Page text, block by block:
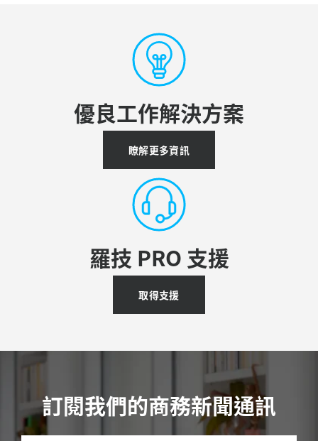
優良工作解決方案
瞭解更多資訊
羅技 PRO 支援
取得支援
訂閱我們的商務新聞通訊